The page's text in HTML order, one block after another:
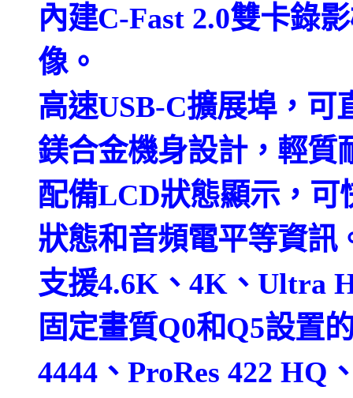
內建C-Fast 2.0雙卡錄
像。
高速USB-C擴展埠，可
鎂合金機身設計，輕質
配備LCD狀態顯示，可
狀態和音頻電平等資訊
支援4.6K、4K、Ultra
固定畫質Q0和Q5設置
4444、ProRes 422 HQ